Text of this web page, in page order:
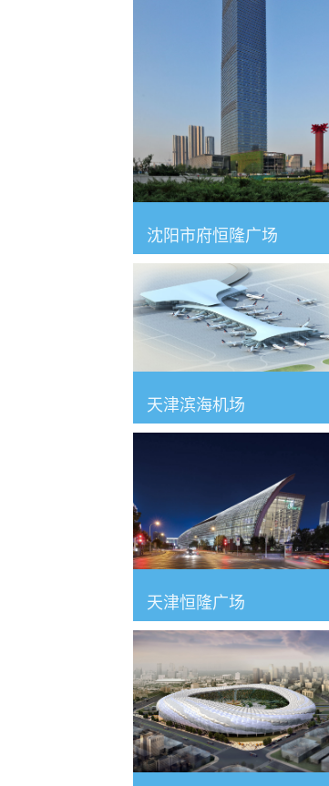
沈阳市府恒隆广场
天津滨海机场
天津恒隆广场